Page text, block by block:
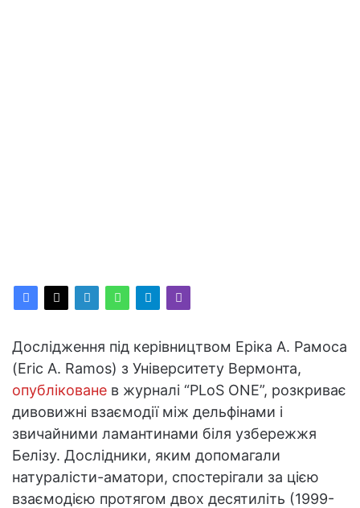
Дослідження під керівництвом Еріка А. Рамоса
(Eric A. Ramos) з Університету Вермонта,
опубліковане в журналі “PLoS ONE”, розкриває
дивовижні взаємодії між дельфінами і
звичайними ламантинами біля узбережжя
Белізу. Дослідники, яким допомагали
натуралісти-аматори, спостерігали за цією
взаємодією протягом двох десятиліть (1999-